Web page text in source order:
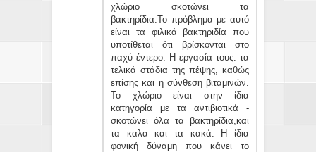
χλώριο σκοτώνει τα
βακτηρίδια.Το πρόβλημα με αυτό
είναι τα φιλικά βακτηριδία που
υποτίθεται ότι βρίσκονται στο
παχύ έντερο. Η εργασία τους: τα
τελικά στάδια της πέψης, καθώς
επίσης και η σύνθεση βιταμινών.
Το χλώριο είναι στην ίδια
κατηγορία με τα αντιβιοτικά -
σκοτώνει όλα τα βακτηρίδια,και
τα καλα και τα κακά. Η ίδια
φονική δύναμη που κάνει το